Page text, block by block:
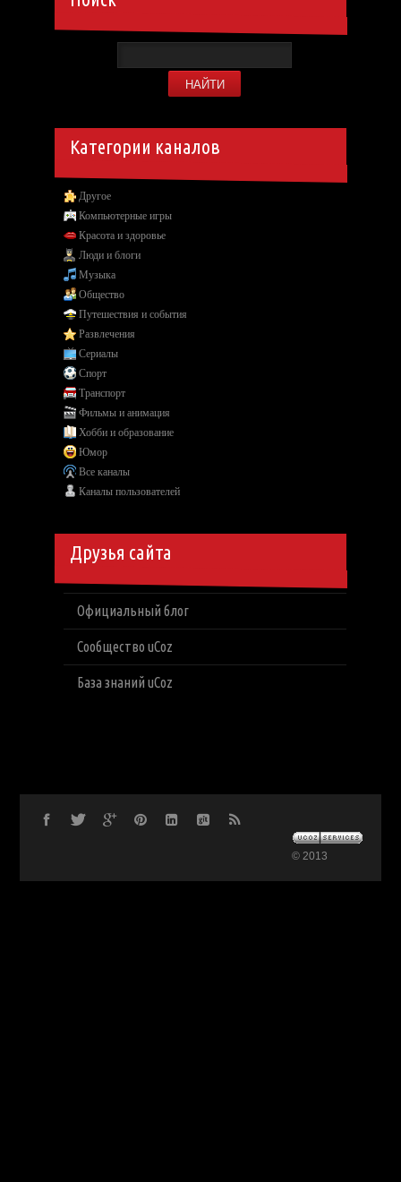
Категории каналов
Другое
Компьютерные игры
Красота и здоровье
Люди и блоги
Музыка
Общество
Путешествия и события
Развлечения
Сериалы
Спорт
Транспорт
Фильмы и анимация
Хобби и образование
Юмор
Все каналы
Каналы пользователей
Друзья сайта
Официальный блог
Сообщество uCoz
База знаний uCoz
© 2013